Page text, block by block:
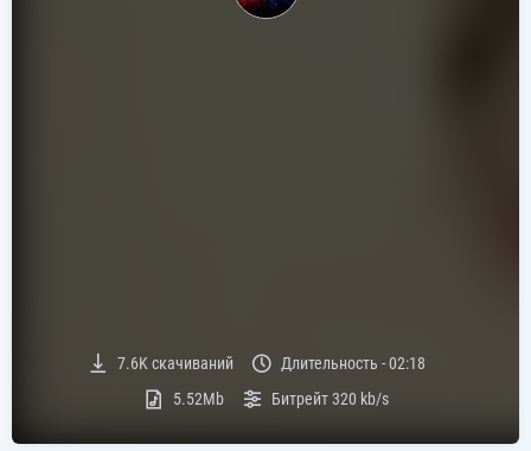
7.6Kскачиваний Длительность -02:18
5.52Mb
Битрейт320 kb/s